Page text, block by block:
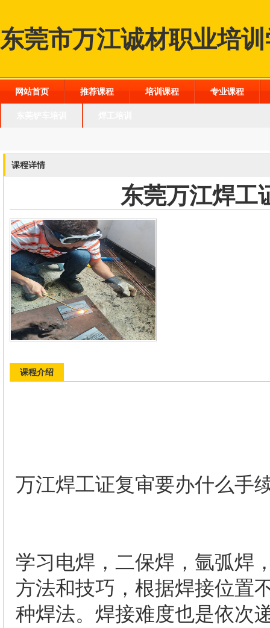
东莞市万江诚材职业培
网站首页 推荐课程 培训课程 专业课程
课程详情
东莞万江焊工
课程介绍
万江焊工证复审要办什么手
学习电焊，二保焊，氩弧焊
方法和技巧，根据焊接位置
种焊法。焊接难度也是依次